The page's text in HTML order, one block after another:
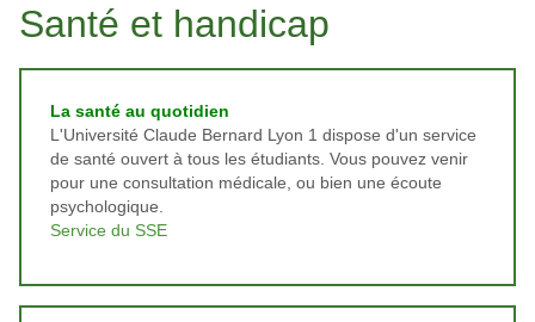
Santé et handicap
La santé au quotidien
L'Université Claude Bernard Lyon 1 dispose d'un service
de santé ouvert à tous les étudiants. Vous pouvez venir
pour une consultation médicale, ou bien une écoute
psychologique.
Service du SSE